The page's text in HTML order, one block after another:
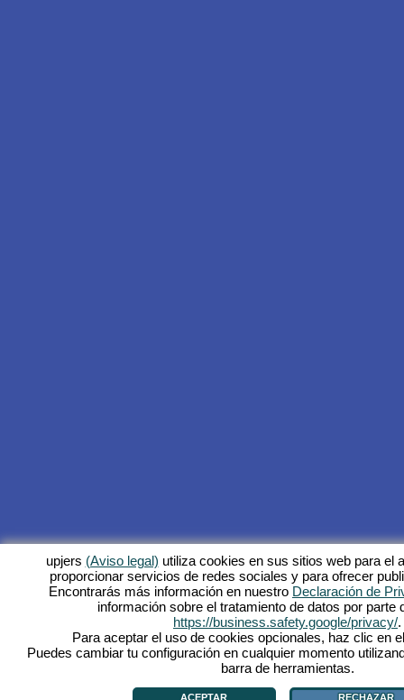
upjers (Aviso legal) utiliza cookies en sus sitios web para el
proporcionar servicios de redes sociales y para ofrecer
Encontrarás más información en nuestro Declaración de
información sobre el tratamiento de datos por parte
https://business.safety.google/privacy/.
Para aceptar el uso de cookies opcionales, haz clic en
Puedes cambiar tu configuración en cualquier momento
barra de herramientas.
ACEPTAR RECHAZAR